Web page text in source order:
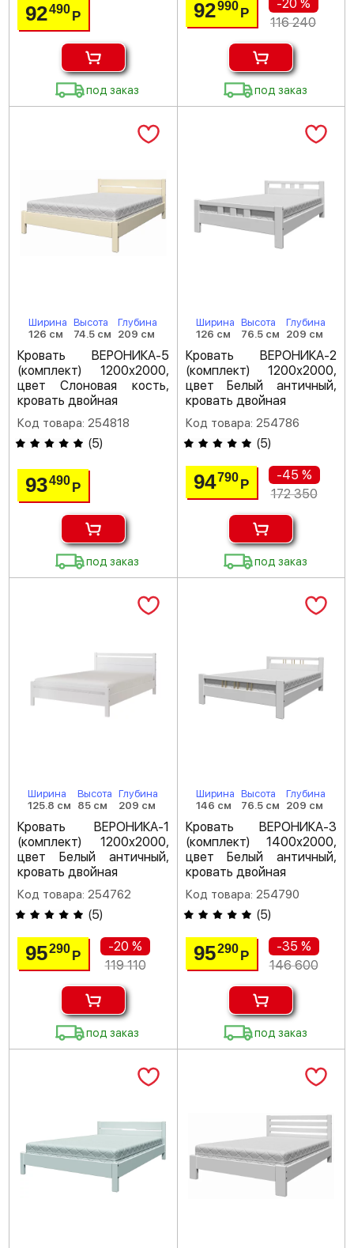
92490Р
под заказ
92990 Р
-20 %
116 240
под заказ
Ширина
126 см
Высота
74.5 см
Глубина
209 см
Кровать ВЕРОНИКА-5
(комплект) 1200х2000,
цвет Слоновая кость,
кровать двойная
Код товара: 254818
(5)
93490Р
под заказ
Ширина
126 см
Высота
76.5 см
Глубина
209 см
Кровать ВЕРОНИКА-2
(комплект) 1200х2000,
цвет Белый античный,
кровать двойная
Код товара: 254786
(5)
94790 Р
-45 %
172 350
под заказ
Ширина
125.8 см
Высота
85 см
Глубина
209 см
Кровать ВЕРОНИКА-1
(комплект) 1200х2000,
цвет Белый античный,
кровать двойная
Код товара: 254762
(5)
95290Р
-20 %
119 110
под заказ
Ширина
146 см
Высота
76.5 см
Глубина
209 см
Кровать ВЕРОНИКА-3
(комплект) 1400х2000,
цвет Белый античный,
кровать двойная
Код товара: 254790
(5)
95290 Р
-35 %
146 600
под заказ